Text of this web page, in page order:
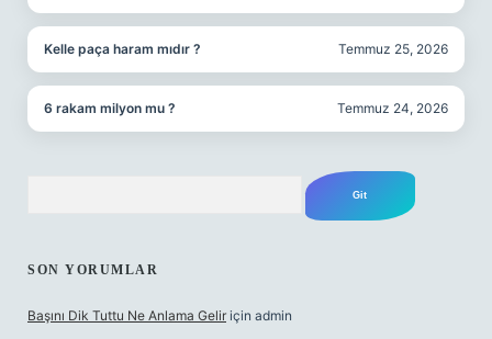
Kelle paça haram mıdır ? Temmuz 25, 2026
6 rakam milyon mu ? Temmuz 24, 2026
SON YORUMLAR
Başını Dik Tuttu Ne Anlama Gelir için admin